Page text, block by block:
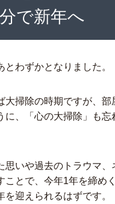
で新年へ
とわずかとなりました。
大掃除の時期ですが、部
に、「心の大掃除」も忘
思いや過去のトラウマ、
ことで、今年1年を締め
を迎えられるはずです。